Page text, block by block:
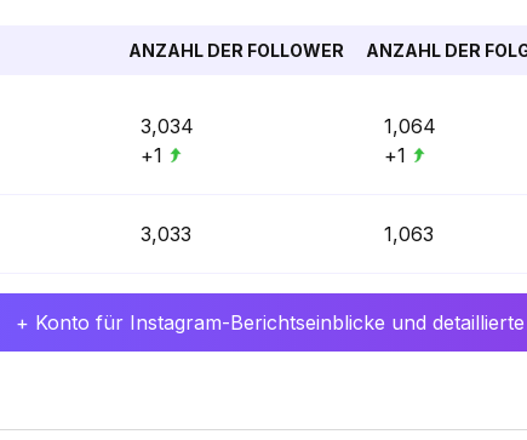
ANZAHL DER FOLLOWER ANZAHL DER
3,034
+1
1,064
+1
3,033 1,063
+ Konto für Instagram-Berichtseinblicke und